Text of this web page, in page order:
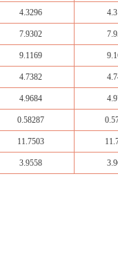
4.3296
7.9302
9.1169
4.7382
4.9684
0.58287
11.7503
3.9558